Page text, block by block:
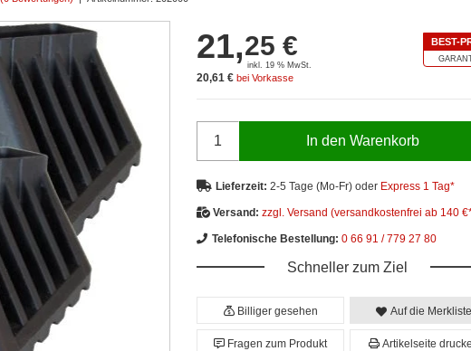
BEST-
21,25 €
inkl. 19 % MwSt.
20,61 € bei Vorkasse
In den Warenkorb
Lieferzeit: 2-5 Tage (Mo-Fr) oder Express 1 Tag*
Versand: zzgl. Versand (versandkostenfrei ab 140
Telefonische Bestellung: 0 66 91 / 779 27 80
Schneller zum Ziel
Billiger gesehen Auf die Merkliste
Fragen zum Produkt Artikelseite